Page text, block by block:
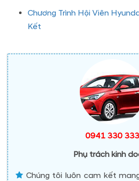
Chương Trình Hội Viên
Kết
0941 330 333
Phụ trách kinh
Chúng tôi luôn cam kết